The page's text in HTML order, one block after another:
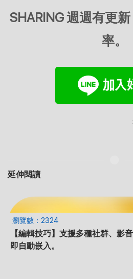
SHARING 週週有更
率。
延伸閱讀
瀏覽數：2324
【編輯技巧】支援多種社群、影
即自動嵌入。